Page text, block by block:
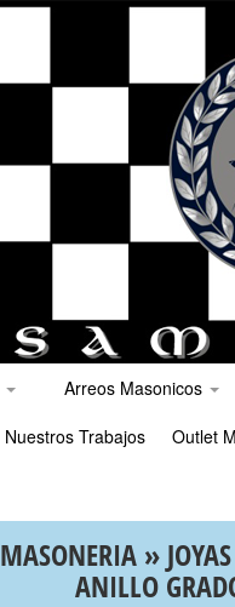
Arreos Masonicos
Nuestros Trabajos Outlet
MASONERIA» JOYAS
ANILLO